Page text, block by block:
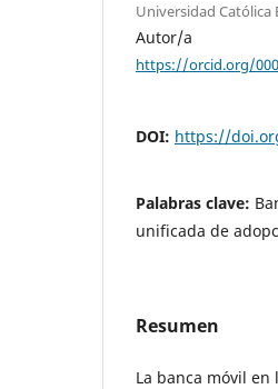
Universidad Católica
Autor/a
https://orcid.org/
DOI: https://
Palabras clave:
unificada de
Resumen
La banca móvil